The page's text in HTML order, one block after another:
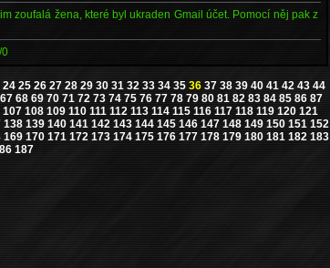
zoufalá žena, které byl ukraden Gmail účet. Pomocí něj pak z
0
24 25 26 27 28 29 30 31 32 33 34 35 36 37 38 39 40 41 42 43 44
67 68 69 70 71 72 73 74 75 76 77 78 79 80 81 82 83 84 85 86 87
107 108 109 110 111 112 113 114 115 116 117 118 119 120 121
138 139 140 141 142 143 144 145 146 147 148 149 150 151 152
169 170 171 172 173 174 175 176 177 178 179 180 181 182 183
187